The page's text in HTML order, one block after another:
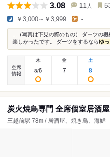
3.08 11 人
￥3,000～￥3,999 -
...（写真は下見の際のもの） ダーツの
楽しかったです。 ダーツをするならゆっ
空席
情報
木
8/6
金
7
土
8
炭火焼鳥専門 全席個室居酒
三越前駅 78m / 居酒屋、焼き鳥、海鮮